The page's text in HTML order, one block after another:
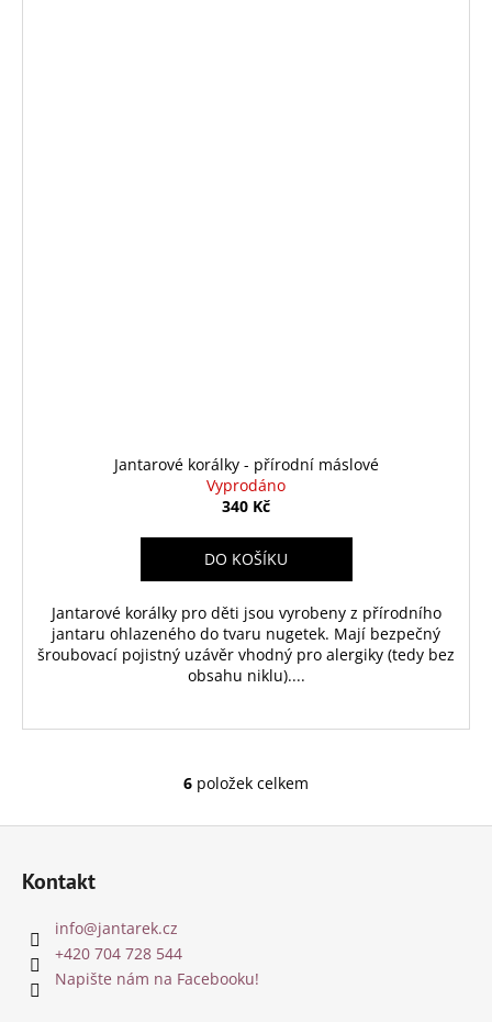
Jantarové korálky - přírodní máslové
Vyprodáno
340 Kč
DO KOŠÍKU
Jantarové korálky pro děti jsou vyrobeny z přírodního
jantaru ohlazeného do tvaru nugetek. Mají bezpečný
šroubovací pojistný uzávěr vhodný pro alergiky (tedy bez
obsahu niklu)....
O
p
6 položek celkem
Kontakt
info@jantarek.cz
+420 704 728 544
Napište nám na Facebooku!